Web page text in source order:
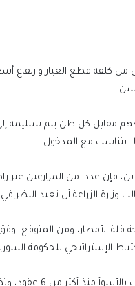
كلفة قطع الغيار وارتفاع
دولارا للمزارعين لتشجيعهم مقابل كل طن يتم
يتناسب مع المدخول.
فإن عددا من المزارعين غير
الزراعة أن تعيد النظر في
الماضي في محافظة الحسكة 400 ألف طن نتيجة قلة الأمطار،